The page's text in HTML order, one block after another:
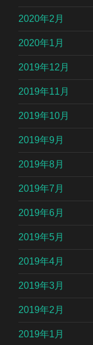
2020年2月
2020年1月
2019年12月
2019年11月
2019年10月
2019年9月
2019年8月
2019年7月
2019年6月
2019年5月
2019年4月
2019年3月
2019年2月
2019年1月